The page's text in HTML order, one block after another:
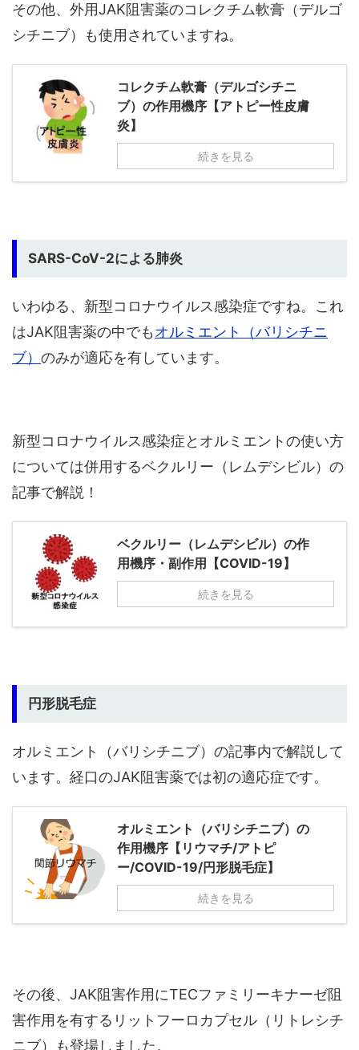
その他、外用JAK阻害薬のコレクチム軟膏（デルゴ
シチニブ）も使用されていますね。
コレクチム軟膏（デルゴシチニ
ブ）の作用機序【アトピー性皮膚
炎】
続きを見る
SARS-CoV-2による肺炎
いわゆる、新型コロナウイルス感染症ですね。これ
はJAK阻害薬の中でもオルミエント（バリシチニ
ブ） のみが適応を有しています。
新型コロナウイルス感染症とオルミエントの使い方
については併用するベクルリー（レムデシビル）の
記事で解説！
ベクルリー（レムデシビル）の作
用機序・副作用【COVID-19】
続きを見る
円形脱毛症
オルミエント（バリシチニブ）の記事内で解説して
います。経口のJAK阻害薬では初の適応症です。
オルミエント（バリシチニブ）の
作用機序【リウマチ/アトピ
ー/COVID-19/円形脱毛症】
続きを見る
その後、JAK阻害作用にTECファミリーキナーゼ阻
害作用を有するリットフーロカプセル（リトレシチ
ニブ）も登場しました。